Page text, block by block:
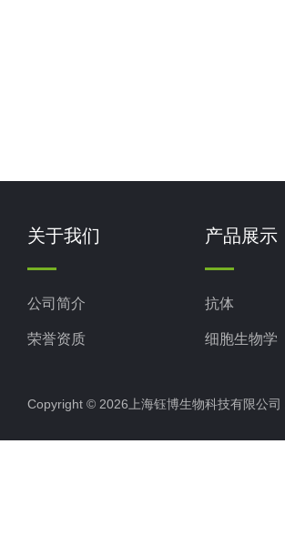
关于我们
公司简介
荣誉资质
产品展示
抗体
细胞生物学
Copyright © 2026上海钰博生物科技有限公